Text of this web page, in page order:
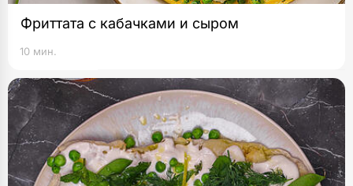
Фриттата с кабачками и сыром
10 мин.